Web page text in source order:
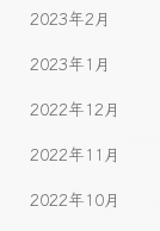
2023年2月
2023年1月
2022年12月
2022年11月
2022年10月